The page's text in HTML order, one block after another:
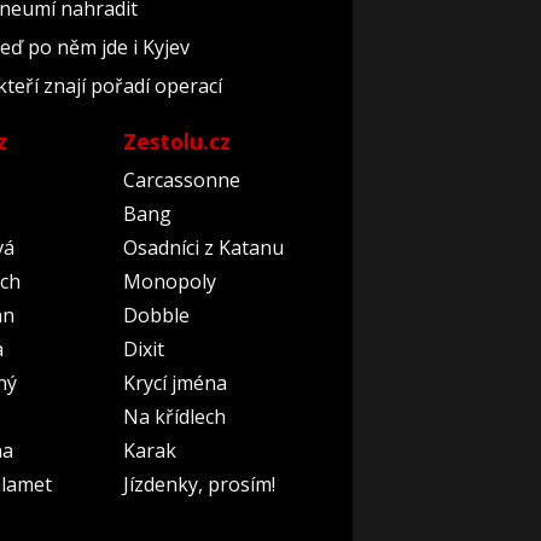
nahradit
po něm jde i Kyjev
znají pořadí operací
Zestolu.cz
Carcassonne
Bang
Osadníci z Katanu
Monopoly
Dobble
Dixit
Krycí jména
Na křídlech
Karak
Jízdenky, prosím!